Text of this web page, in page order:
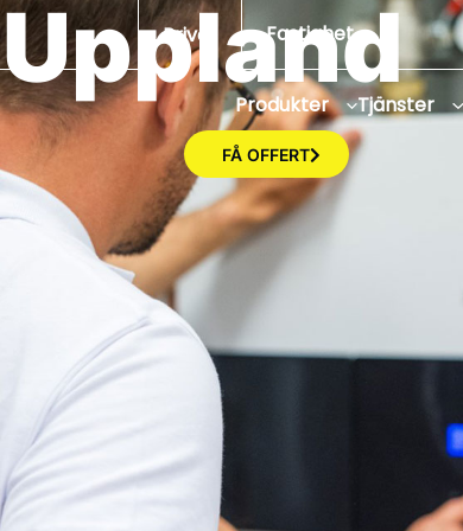
Privat Fastighet
Produkter Tjänster
FÅ OFFERT